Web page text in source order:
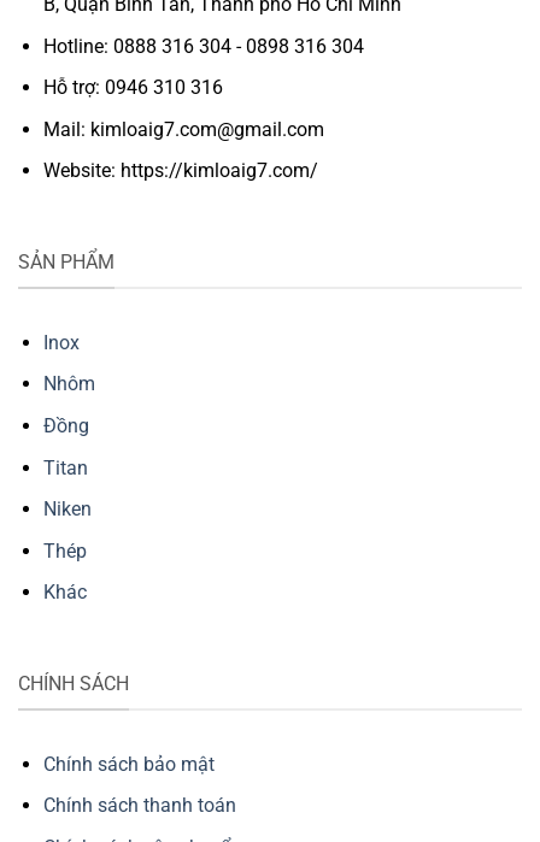
Hotline: 0888 316 304 - 0898 316 304
Hỗ trợ: 0946 310 316
Mail: kimloaig7.com@gmail.com
Website: https://kimloaig7.com/
SẢN PHẨM
Inox
Nhôm
Đồng
Titan
Niken
Thép
Khác
CHÍNH SÁCH
Chính sách bảo mật
Chính sách thanh toán